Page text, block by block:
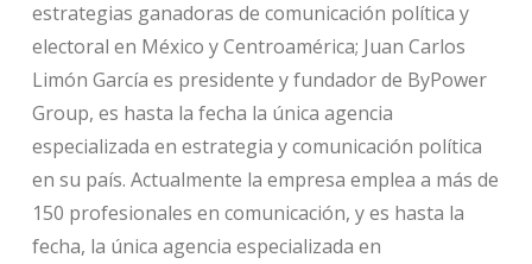
estrategias ganadoras de comunicación política y
electoral en México y Centroamérica; Juan Carlos
Limón García es presidente y fundador de ByPower
Group, es hasta la fecha la única agencia
especializada en estrategia y comunicación política
en su país. Actualmente la empresa emplea a más de
150 profesionales en comunicación, y es hasta la
fecha, la única agencia especializada en